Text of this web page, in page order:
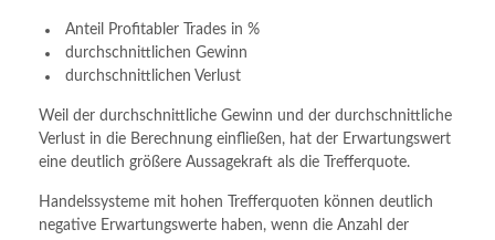
Anteil Profitabler Trades in %
durchschnittlichen Gewinn
durchschnittlichen Verlust
Weil der durchschnittliche Gewinn und der durchschnittliche
Verlust in die Berechnung einfließen, hat der Erwartungswert
eine deutlich größere Aussagekraft als die Trefferquote.
Handelssysteme mit hohen Trefferquoten können deutlich
negative Erwartungswerte haben, wenn die Anzahl der